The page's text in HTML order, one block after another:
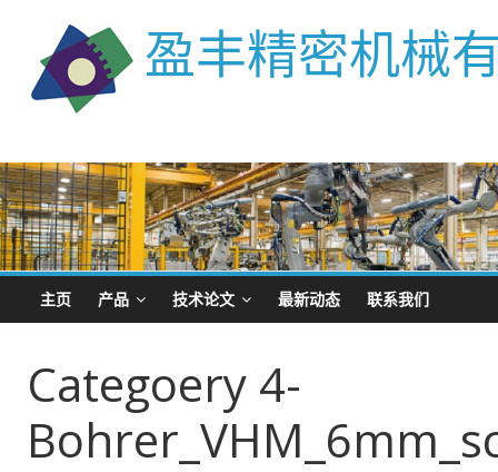
盈丰精密机械
主页 产品 技术论文 最新动态 联系我们
Categoery 4-